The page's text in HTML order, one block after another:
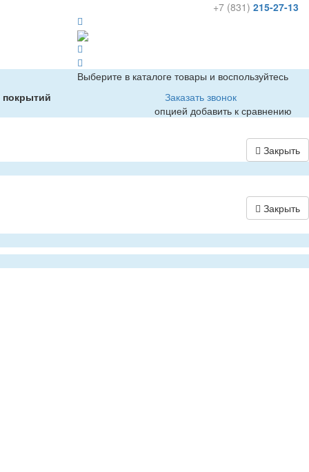
+7 (831) 215-27-13
покрытий
Заказать звонок
Выберите в каталоге товары и воспользуйтесь
опцией добавить к сравнению
Закрыть
Закрыть